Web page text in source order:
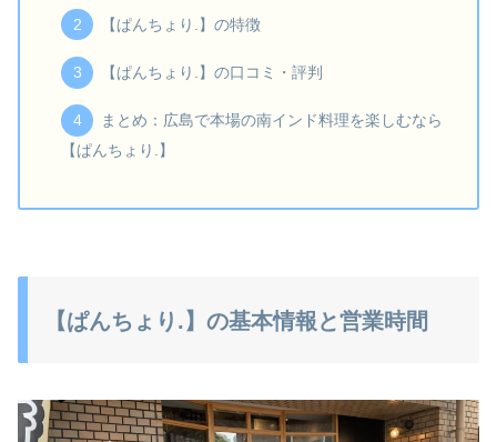
【ぱんちょり.】の特徴
【ぱんちょり.】の口コミ・評判
まとめ：広島で本場の南インド料理を楽しむなら
【ぱんちょり.】
【ぱんちょり.】の基本情報と営業時間